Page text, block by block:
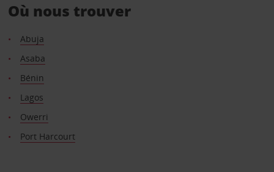
Où nous trouver
Abuja
Asaba
Bénin
Lagos
Owerri
Port Harcourt